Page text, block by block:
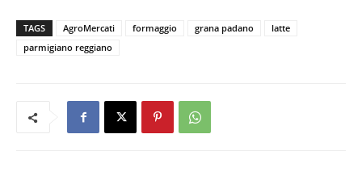
TAGS AgroMercati formaggio grana padano
latte
parmigiano reggiano